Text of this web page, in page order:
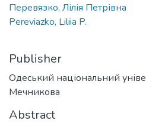
Перевязко, Лілія Петрівна
Pereviazko, Liliia P.
Publisher
Одеський національний
Мечникова
Abstract